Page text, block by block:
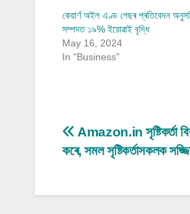
কেয়াৰ্ণ অইল এণ্ড গেছৰ প্ৰতিবেদন
সম্পদত ১৯% ইয়োৱাই বৃদ্ধি
May 16, 2024
In "Business"
Post
navigation
Amazon.in সৃষ্টিকৰ্তা
কৰে, সমল সৃষ্টিকৰ্তাসকলক